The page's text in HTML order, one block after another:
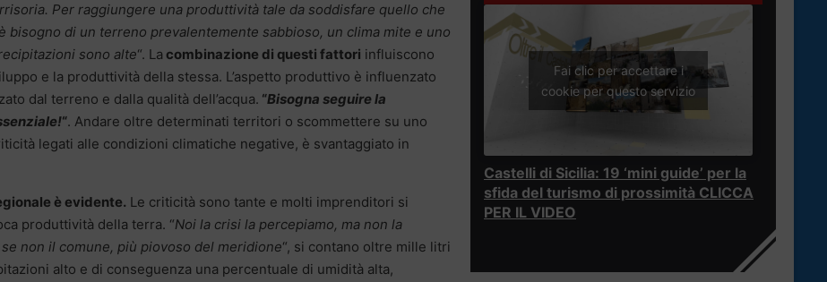
Per raggiungere una produttività tale da soddisfare quello che
bisogno di un terreno prevalentemente sabbioso, un clima mite e uno
sono alte“. La combinazione di questi fattori influiscono
e la produttività della stessa. L’aspetto produttivo è influenzato
dal terreno e dalla qualità dell’acqua. “Bisogna seguire la
“. Andare oltre determinati territori o scommettere su uno
legati alle condizioni climatiche negative, è svantaggiato in
è evidente. Le criticità sono tante e molti imprenditori si
produttività della terra. “Noi la crisi la percepiamo, ma non la
non il comune, più piovoso del meridione“, si contano oltre mille litri
alto e di conseguenza una percentuale di umidità alta,
Fai clic per accettare i
cookie per questo servizio
Castelli di Sicilia: 19 ‘mini guide’ per la
sfida del turismo di prossimità CLICCA
PER IL VIDEO